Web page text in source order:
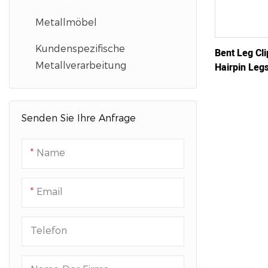
Metallmöbel
Kundenspezifische
Metallverarbeitung
Senden Sie Ihre Anfrage
Name
Email
Telefon
Bent Leg
Hairpin